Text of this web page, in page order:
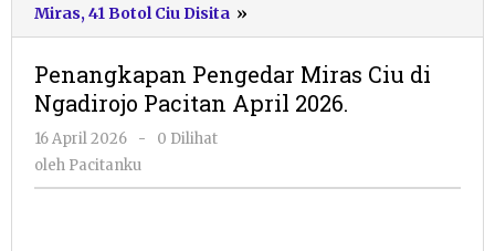
Miras, 41 Botol Ciu Disita »
Pengedar
Ciu
di
Penangkapan Pengedar Miras Ciu di
Ngadirojo Pacitan April 2026.
16 April 2026
oleh
Pacitanku
-
0 Dilihat
oleh Pacitanku